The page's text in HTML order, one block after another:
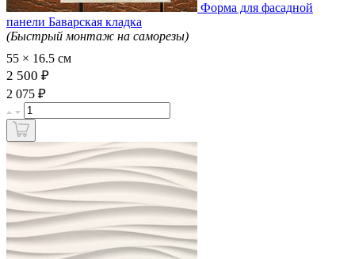
Форма для фасадной
панели Баварская кладка
(Быстрый монтаж на саморезы)
55 × 16.5 см
2 500 ₽
2 075 ₽